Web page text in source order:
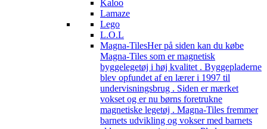
Kaloo
Lamaze
Lego
L.O.L
Magna-TilesHer på siden kan du købe
Magna-Tiles som er magnetisk
byggelegetøj i høj kvalitet . Byggepladerne
blev opfundet af en lærer i 1997 til
undervisningsbrug . Siden er mærket
vokset og er nu børns foretrukne
magnetiske legetøj . Magna-Tiles fremmer
barnets udvikling og vokser med barnets